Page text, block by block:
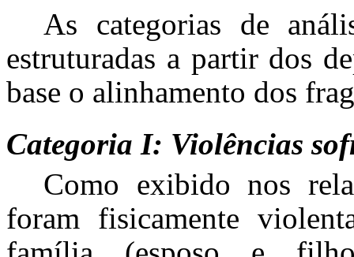
As categorias de
estruturadas a partir dos
base o alinhamento dos
Categoria I: Violências
Como exibido nos
foram fisicamente